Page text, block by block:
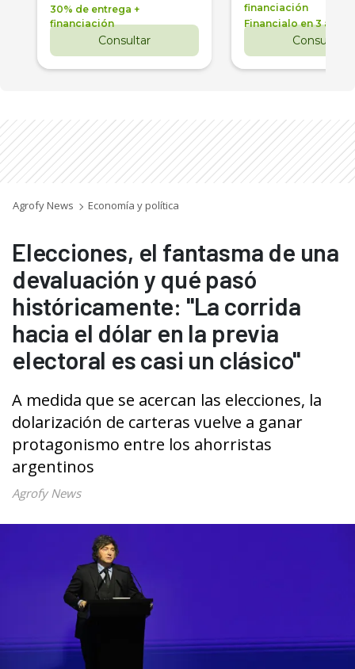
30% de entrega +
financiación
Consultar
financiación
Financialo en 3 años
Consultar
Agrofy News Economía y política
Elecciones, el fantasma de una
devaluación y qué pasó
históricamente: "La corrida
hacia el dólar en la previa
electoral es casi un clásico"
A medida que se acercan las elecciones, la
dolarización de carteras vuelve a ganar
protagonismo entre los ahorristas
argentinos
Agrofy News